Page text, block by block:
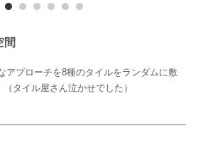
間
プローチを8種のタイルをランダムに敷
タイル屋さん泣かせでした）